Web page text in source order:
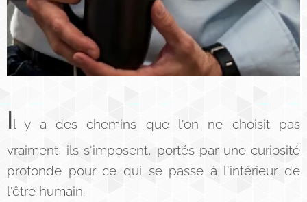
Il y a des chemins que l'on ne choisit pas
vraiment, ils s'imposent, portés par une curiosité
profonde pour ce qui se passe à l'intérieur de
l'être humain.